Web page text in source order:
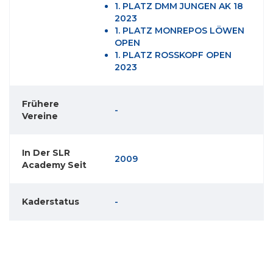
1. PLATZ DMM JUNGEN AK 18
2023
1. PLATZ MONREPOS LÖWEN
OPEN
1. PLATZ ROSSKOPF OPEN
2023
Frühere
Vereine
-
In Der SLR
Academy Seit
2009
Kaderstatus -